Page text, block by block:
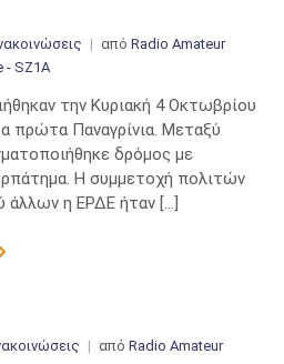
από Radio Amateur
- SZ1A
την Κυριακή 4 Οκτωβρίου
πρώτα Παναγρίνια. Μεταξύ
δρόμος με
Η συμμετοχή πολιτών
άλλων η ΕΡΔΕ ήταν […]
από Radio Amateur